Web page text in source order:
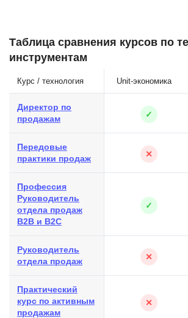
Таблица сравнения курсов по
инструментам
Курс / технология Unit-экономика
Директор по
продажам
✓
Передовые
практики продаж
✕
Профессия
Руководитель
отдела продаж
B2B и B2C
✓
Руководитель
отдела продаж
✕
Практический
курс по активным
продажам
✕